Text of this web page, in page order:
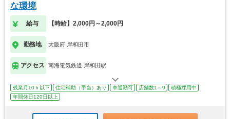
な環境
給与 【時給】2,000円～2,000円
勤務地 大阪府 岸和田市
アクセス 南海電気鉄道 岸和田駅
残業月10ｈ以下 住宅補助（手当）あり 車通勤可 店舗数1～9
積極採用中
年間休日120日以上